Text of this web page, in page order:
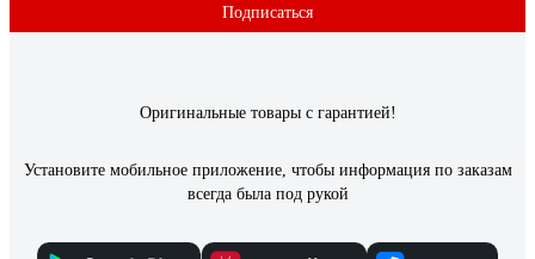
Подписаться
Оригинальные товары с гарантией!
Установите мобильное приложение, чтобы информация по заказам
всегда была под рукой